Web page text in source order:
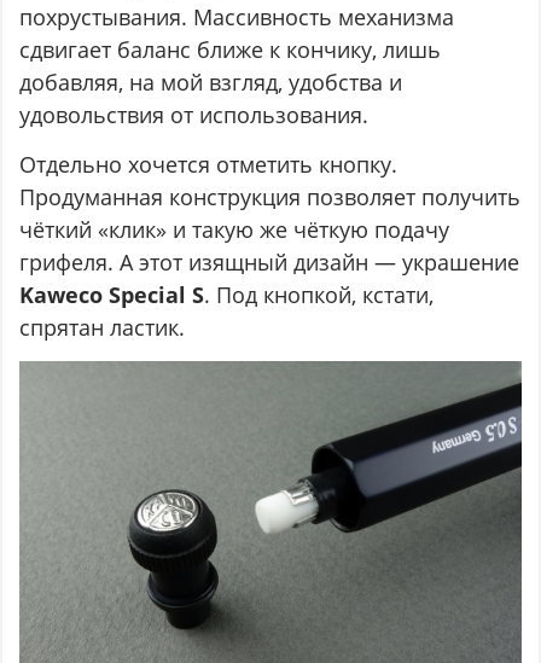
похрустывания. Массивность механизма
сдвигает баланс ближе к кончику, лишь
добавляя, на мой взгляд, удобства и
удовольствия от использования.
Отдельно хочется отметить кнопку.
Продуманная конструкция позволяет получить
чёткий «клик» и такую же чёткую подачу
грифеля. А этот изящный дизайн — украшение
Kaweco Special S. Под кнопкой, кстати,
спрятан ластик.